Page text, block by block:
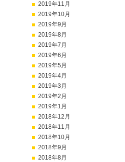
2019年11月
2019年10月
2019年9月
2019年8月
2019年7月
2019年6月
2019年5月
2019年4月
2019年3月
2019年2月
2019年1月
2018年12月
2018年11月
2018年10月
2018年9月
2018年8月